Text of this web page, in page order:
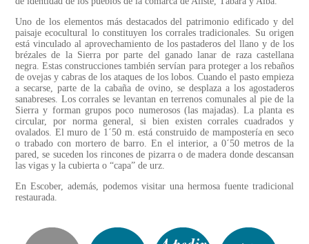
Uno de los elementos más destacados del patrimonio edificado y del
paisaje ecocultural lo constituyen los corrales tradicionales. Su origen
está vinculado al aprovechamiento de los pastaderos del llano y de los
brézales de la Sierra por parte del ganado lanar de raza castellana
negra. Estas construcciones también servían para proteger a los rebaños
de ovejas y cabras de los ataques de los lobos. Cuando el pasto empieza
a secarse, parte de la cabaña de ovino, se desplaza a los agostaderos
sanabreses. Los corrales se levantan en terrenos comunales al pie de la
Sierra y forman grupos poco numerosos (las majadas). La planta es
circular, por norma general, si bien existen corrales cuadrados y
ovalados. El muro de 1´50 m. está construido de mampostería en seco
o trabado con mortero de barro. En el interior, a 0´50 metros de la
pared, se suceden los rincones de pizarra o de madera donde descansan
las vigas y la cubierta o “capa” de urz.
En Escober, además, podemos visitar una hermosa fuente tradicional
restaurada.